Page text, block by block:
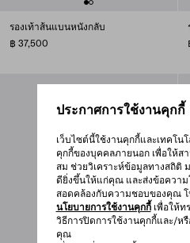
ประกาศการใช้งานคุกกี้
เว็บไซต์นี้ใช้งานคุกกี้และเทคโน
คุกกี้ของบุคคลภายนอก เพื่อให้ส
สม ช่วยวิเคราะห์ข้อมูลทางสถิติ
ดียิ่งขึ้นให้แก่คุณ และส่งข้อควา
สอดคล้องกับความชอบของคุณ
นโยบายการใช้งานคุกกี้เพื่อให้ท
วิธีการปิดการใช้งานคุกกี้และ/ห
คุณ
รองเท้าส้นแบนหนังกลับ
฿ 37,500